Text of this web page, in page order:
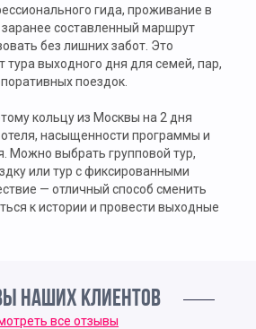
гида, проживание в
составленный маршрут
без лишних забот. Это
тура выходного дня для семей, пар,
поездок.
кольцу из Москвы на 2 дня
отеля, насыщенности программы и
Можно выбрать групповой тур,
или тур с фиксированными
— отличный способ сменить
к истории и провести выходные
НАШИХ КЛИЕНТОВ
все отзывы